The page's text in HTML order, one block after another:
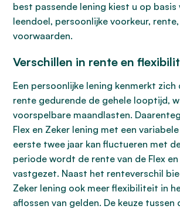
best passende lening kiest u op basis
leendoel, persoonlijke voorkeur,
voorwaarden.
Verschillen in rente en
Een persoonlijke lening kenmerkt
rente gedurende de gehele looptijd,
voorspelbare maandlasten.
Flex en Zeker lening met een
eerste twee jaar kan fluctueren met
periode wordt de rente van de Flex
vastgezet. Naast het renteverschil
Zeker lening ook meer flexibiliteit in
aflossen van gelden. De keuze tussen